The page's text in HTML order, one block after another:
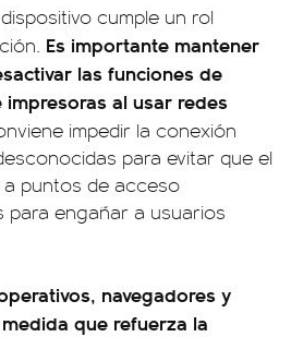
cumple un rol
Es importante mantener
las funciones de
al usar redes
impedir la conexión
para evitar que el
puntos de acceso
para engañar a usuarios
navegadores y
que refuerza la